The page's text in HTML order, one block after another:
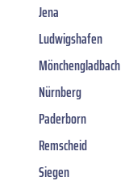
Jena
Ludwigshafen
Mönchengladbach
Nürnberg
Paderborn
Remscheid
Siegen